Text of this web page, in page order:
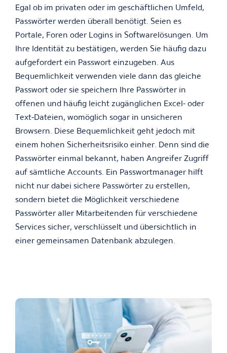
Egal ob im privaten oder im geschäftlichen Umfeld,
Passwörter werden überall benötigt. Seien es
Portale, Foren oder Logins in Softwarelösungen. Um
Ihre Identität zu bestätigen, werden Sie häufig dazu
aufgefordert ein Passwort einzugeben. Aus
Bequemlichkeit verwenden viele dann das gleiche
Passwort oder sie speichern Ihre Passwörter in
offenen und häufig leicht zugänglichen Excel- oder
Text-Dateien, womöglich sogar in unsicheren
Browsern. Diese Bequemlichkeit geht jedoch mit
einem hohen Sicherheitsrisiko einher. Denn sind die
Passwörter einmal bekannt, haben Angreifer Zugriff
auf sämtliche Accounts. Ein Passwortmanager hilft
nicht nur dabei sichere Passwörter zu erstellen,
sondern bietet die Möglichkeit verschiedene
Passwörter aller Mitarbeitenden für verschiedene
Services sicher, verschlüsselt und übersichtlich in
einer gemeinsamen Datenbank abzulegen.